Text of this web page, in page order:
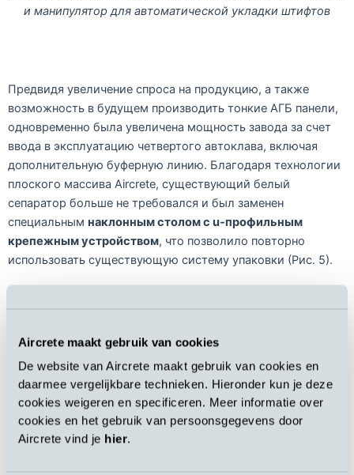
Aircrete maakt gebruik van cookies
De website van Aircrete maakt gebruik van cookies en
daarmee vergelijkbare technieken. Hieronder kun je deze
cookies weigeren en specificeren. Meer informatie over
cookies en het gebruik van persoonsgegevens door
Aircrete vind je hier.
и манипулятор для автоматической укладки штифтов
Предвидя увеличение спроса на продукцию, а также
возможность в будущем производить тонкие АГБ панели,
одновременно была увеличена мощность завода за счет
ввода в эксплуатацию четвертого автоклава, включая
дополнительную буферную линию. Благодаря технологии
плоского массива Aircrete, существующий белый
сепаратор больше не требовался и был заменен
специальным наклонным столом с u-профильным
крепежным устройством, что позволило повторно
использовать существующую систему упаковки (Рис. 5).